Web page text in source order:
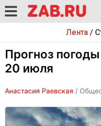
Лента/
Прогноз
20 июля
Анастасия Раевская /